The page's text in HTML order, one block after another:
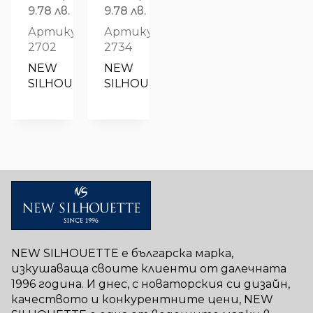
price
was:
8.18€
16.00 лв..
9.78 лв. Текущата
е:
9.78 лв..
Артикул:
2702
NEW
SILHOUETTE
price
was:
8.69€
17.00 лв..
9.78 лв.
е:
9.78 лв..
Артикул:
2734
NEW
SILHOUETTE
NEW SILHOUETTE е българска марка,
изкушаваща своите клиенти от далечната
1996 година. И днес, с новаторския си дизайн,
качеството и конкурентните цени, NEW